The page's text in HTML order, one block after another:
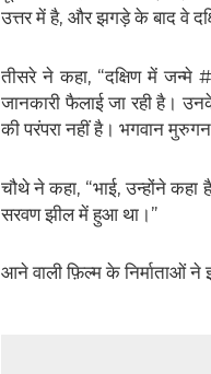
उत्तर में है, और झगड़े के बाद वे
तीसरे ने कहा, “दक्षिण में
जानकारी फैलाई जा रही है।
की परंपरा नहीं है। भगवान
चौथे ने कहा, “भाई, उन्होंने
सरवण झील में हुआ था।”
आने वाली फ़िल्म के निर्माताओं ने